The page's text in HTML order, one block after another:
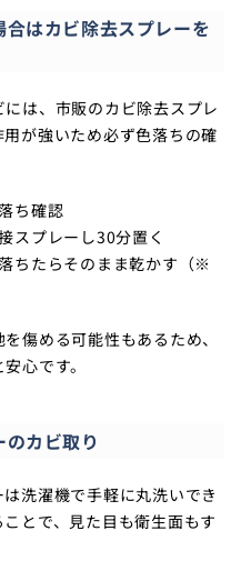
はカビ除去スプレーを
は、市販のカビ除去スプレ
が強いため必ず色落ちの確
ち確認
スプレーし30分置く
ちたらそのまま乾かす（※
傷める可能性もあるため、
心です。
カビ取り
洗濯機で手軽に丸洗いでき
とで、見た目も衛生面もす